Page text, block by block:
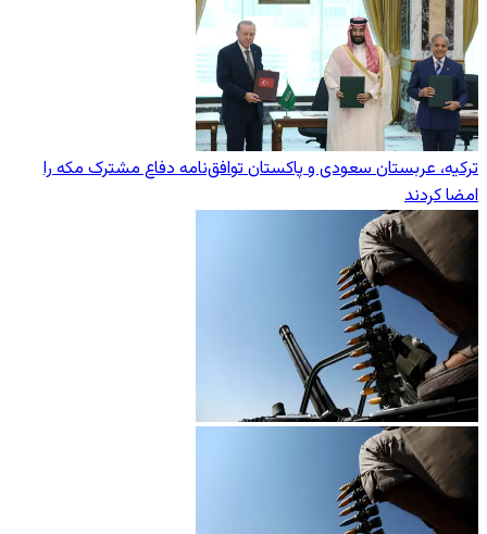
ترکیه، عربستان سعودی و پاکستان توافق‌نامه دفاع مشترک مکه را
امضا کردند